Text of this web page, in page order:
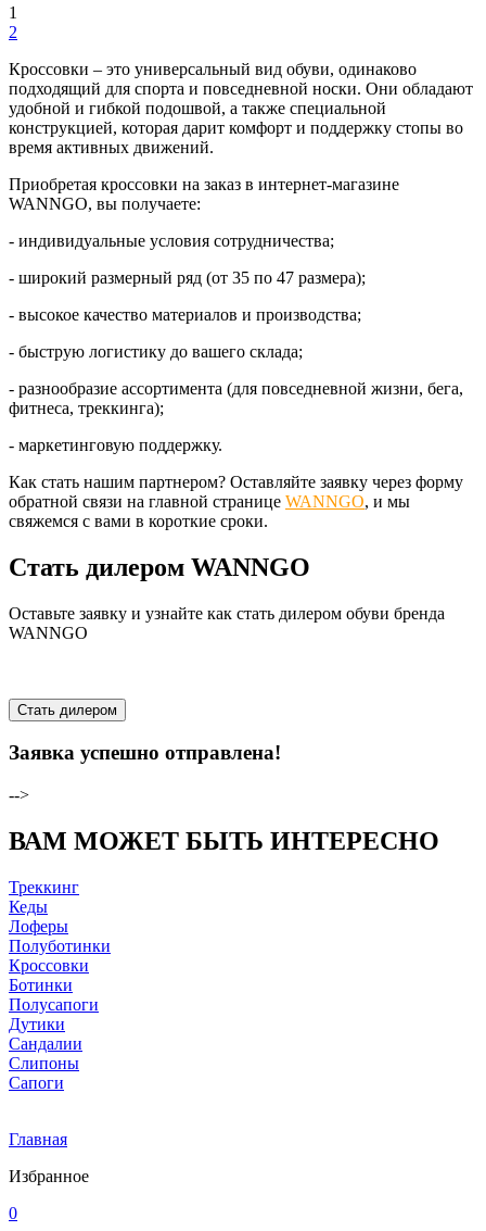
1
2
Кроссовки – это универсальный вид обуви, одинаково
подходящий для спорта и повседневной носки. Они обладают
удобной и гибкой подошвой, а также специальной
конструкцией, которая дарит комфорт и поддержку стопы во
время активных движений.
Приобретая кроссовки на заказ в интернет-магазине
WANNGO, вы получаете:
- индивидуальные условия сотрудничества;
- широкий размерный ряд (от 35 по 47 размера);
- высокое качество материалов и производства;
- быструю логистику до вашего склада;
- разнообразие ассортимента (для повседневной жизни, бега,
фитнеса, треккинга);
- маркетинговую поддержку.
Как стать нашим партнером? Оставляйте заявку через форму
обратной связи на главной странице WANNGO, и мы
свяжемся с вами в короткие сроки.
Стать дилером WANNGO
Оставьте заявку и узнайте как стать дилером обуви бренда
WANNGO
Стать дилером
Заявка успешно отправлена!
-->
ВАМ МОЖЕТ БЫТЬ ИНТЕРЕСНО
Треккинг
Кеды
Лоферы
Полуботинки
Кроссовки
Ботинки
Полусапоги
Дутики
Сандалии
Слипоны
Сапоги
Главная
Избранное
0